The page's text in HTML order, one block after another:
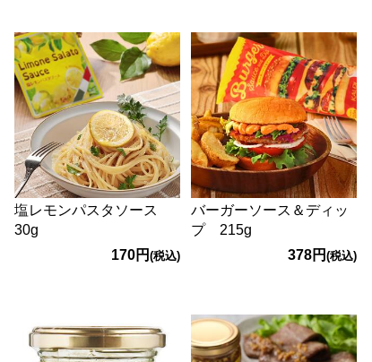
塩レモンパスタソース
30g
170円(税込)
バーガーソース＆ディッ
プ 215g
378円 (税込)